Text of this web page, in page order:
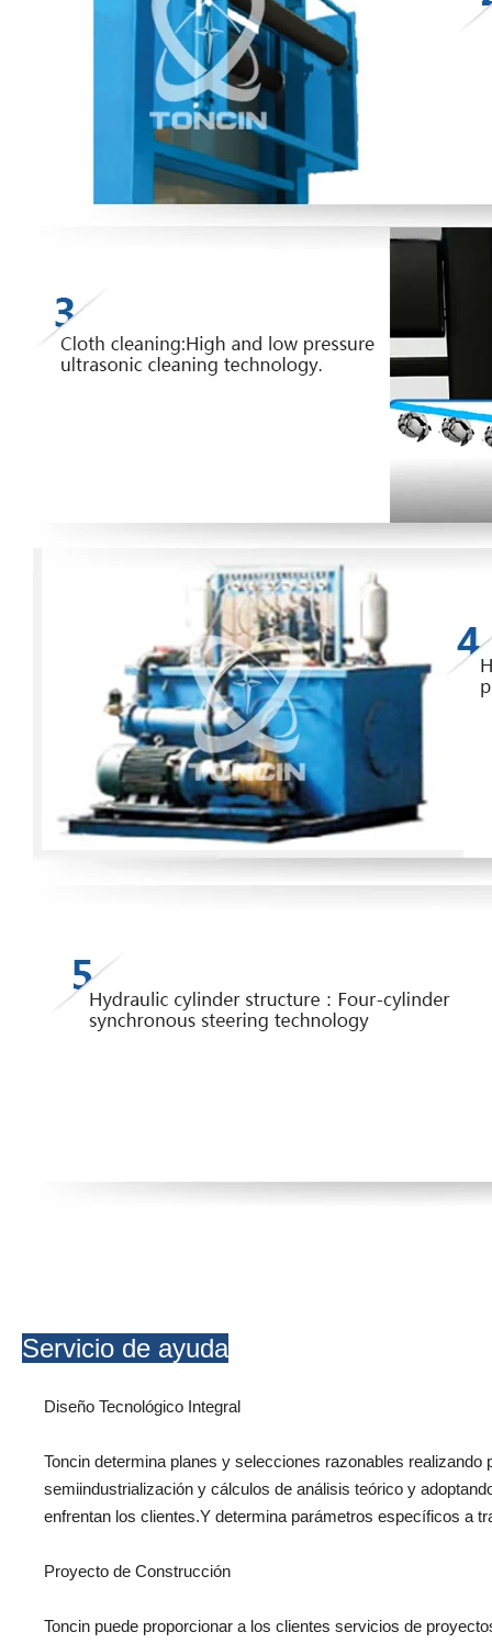
Servicio de ayuda
Diseño Tecnológico Integral
Toncin determina planes y selecciones razonables
semiindustrialización y cálculos de análisis teórico y
enfrentan los clientes.Y determina parámetros específicos a
Proyecto de Construcción
Toncin puede proporcionar a los clientes servicios de